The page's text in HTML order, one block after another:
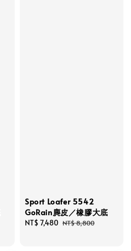
Sport Loafer 5542
GoRain麂皮／橡膠大底
Sale
NT$ 7,480 Regular
NT$ 8,800